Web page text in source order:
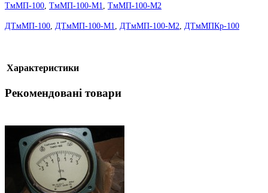
ТмМП-100 ТмМП-100-М1 ТмМП-100-М2
ДТмМП-100 ДТмМП-100-М1 ДТмМП-100-М2 ДТмМПКр-100
Характеристики
Рекомендовані товари